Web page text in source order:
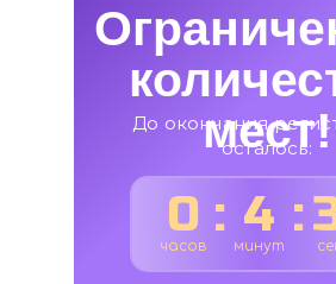
мест!
До окончания
осталось:
0
часов
: 4
минут
: